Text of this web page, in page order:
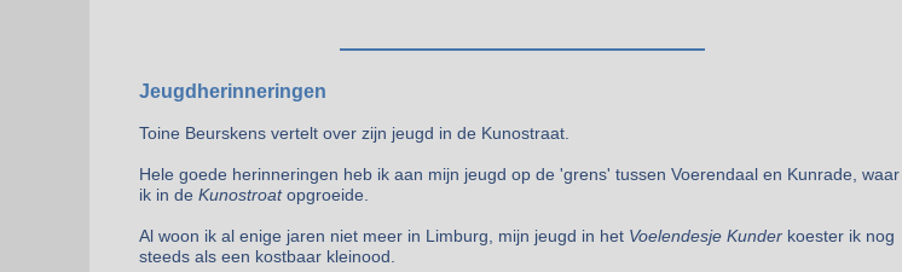
Jeugdherinneringen
Toine Beurskens vertelt over zijn jeugd in de Kunostraat.
Hele goede herinneringen heb ik aan mijn jeugd op de 'grens' tussen Voerendaal en Kunrade, waar
ik in de Kunostroatopgroeide.
Al woon ik al enige jaren niet meer in Limburg, mijn jeugd in het Voelendesje Kunder koester ik nog
steeds als een kostbaar kleinood.